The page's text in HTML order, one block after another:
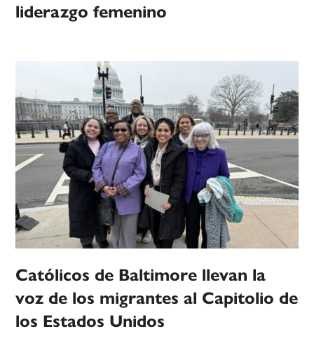
liderazgo femenino
Católicos de Baltimore llevan la
voz de los migrantes al Capitolio de
los Estados Unidos